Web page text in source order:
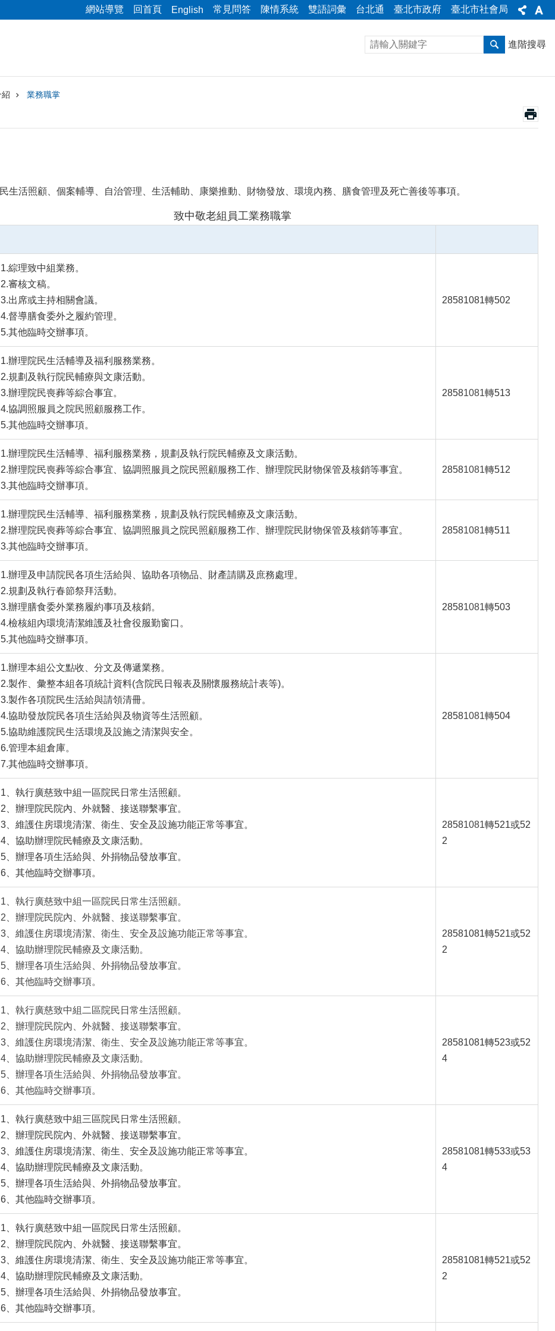
網站導覽 回首頁 English 常見問答 陳情系統 雙語詞彙 台北通 臺北市政府 臺北市社會局
進階搜尋
業務職掌
生活照顧、個案輔導、自治管理、生活輔助、康樂推動、財物發放、環境內務、膳食管理及死亡善後等事項。
致中敬老組員工業務職掌
1.綜理致中組業務。
2.審核文稿。
3.出席或主持相關會議。
4.督導膳食委外之履約管理。
5.其他臨時交辦事項。
28581081轉502
1.辦理院民生活輔導及福利服務業務。
2.規劃及執行院民輔療與文康活動。
3.辦理院民喪葬等綜合事宜。
4.協調照服員之院民照顧服務工作。
5.其他臨時交辦事項。
28581081轉513
1.辦理院民生活輔導、福利服務業務，規劃及執行院民輔療及文康活動。
2.辦理院民喪葬等綜合事宜、協調照服員之院民照顧服務工作、辦理院民財物保管及核銷等事宜。
3.其他臨時交辦事項。
28581081轉512
1.辦理院民生活輔導、福利服務業務，規劃及執行院民輔療及文康活動。
2.辦理院民喪葬等綜合事宜、協調照服員之院民照顧服務工作、辦理院民財物保管及核銷等事宜。
3.其他臨時交辦事項。
28581081轉511
1.辦理及申請院民各項生活給與、協助各項物品、財產請購及庶務處理。
2.規劃及執行春節祭拜活動。
3.辦理膳食委外業務履約事項及核銷。
4.檢核組內環境清潔維護及社會役服勤窗口。
5.其他臨時交辦事項。
28581081轉503
1.辦理本組公文點收、分文及傳遞業務。
2.製作、彙整本組各項統計資料(含院民日報表及關懷服務統計表等)。
3.製作各項院民生活給與請領清冊。
4.協助發放院民各項生活給與及物資等生活照顧。
5.協助維護院民生活環境及設施之清潔與安全。
6.管理本組倉庫。
7.其他臨時交辦事項。
28581081轉504
1、執行廣慈致中組一區院民日常生活照顧。
2、辦理院民院內、外就醫、接送聯繫事宜。
3、維護住房環境清潔、衛生、安全及設施功能正常等事宜。
4、協助辦理院民輔療及文康活動。
5、辦理各項生活給與、外捐物品發放事宜。
6、其他臨時交辦事項。
28581081轉521或52
2
1、執行廣慈致中組一區院民日常生活照顧。
2、辦理院民院內、外就醫、接送聯繫事宜。
3、維護住房環境清潔、衛生、安全及設施功能正常等事宜。
4、協助辦理院民輔療及文康活動。
5、辦理各項生活給與、外捐物品發放事宜。
6、其他臨時交辦事項。
28581081轉521或52
2
1、執行廣慈致中組二區院民日常生活照顧。
2、辦理院民院內、外就醫、接送聯繫事宜。
3、維護住房環境清潔、衛生、安全及設施功能正常等事宜。
4、協助辦理院民輔療及文康活動。
5、辦理各項生活給與、外捐物品發放事宜。
6、其他臨時交辦事項。
28581081轉523或52
4
1、執行廣慈致中組三區院民日常生活照顧。
2、辦理院民院內、外就醫、接送聯繫事宜。
3、維護住房環境清潔、衛生、安全及設施功能正常等事宜。
4、協助辦理院民輔療及文康活動。
5、辦理各項生活給與、外捐物品發放事宜。
6、其他臨時交辦事項。
28581081轉533或53
4
1、執行廣慈致中組一區院民日常生活照顧。
2、辦理院民院內、外就醫、接送聯繫事宜。
3、維護住房環境清潔、衛生、安全及設施功能正常等事宜。
4、協助辦理院民輔療及文康活動。
5、辦理各項生活給與、外捐物品發放事宜。
6、其他臨時交辦事項。
28581081轉521或52
2